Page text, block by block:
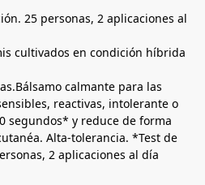
25 personas, 2 aplicaciones al
cultivados en condición híbrida
calmante para las
reactivas, intolerante o
segundos* y reduce de forma
Alta-tolerancia. *Test de
2 aplicaciones al día